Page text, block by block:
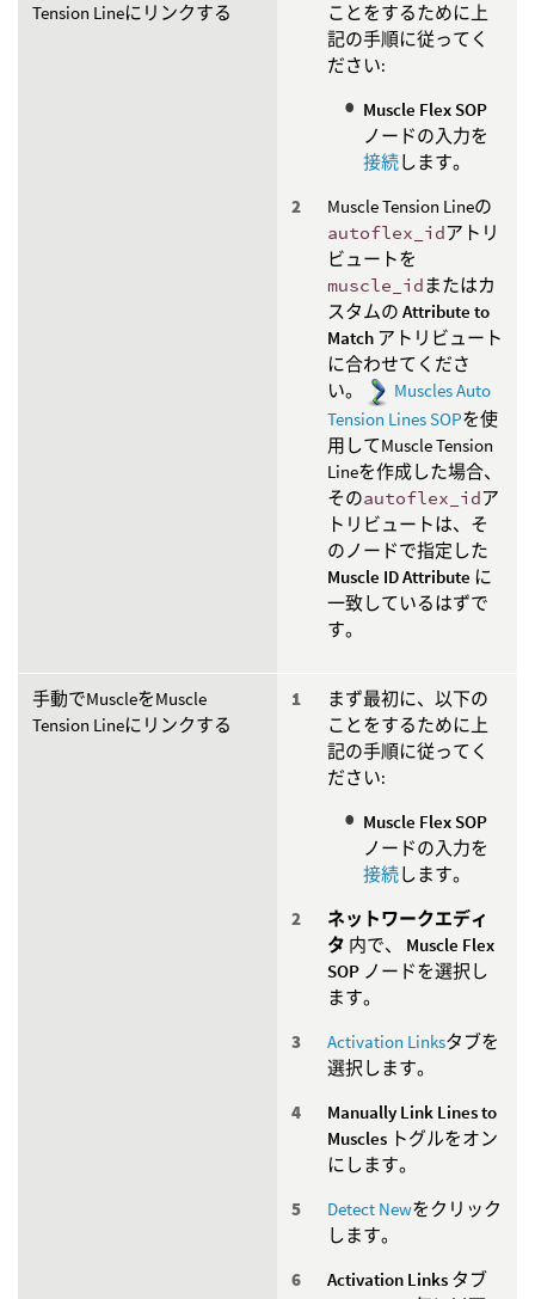
Tension Lineにリンクする
ことをするために上
記の手順に従ってく
ださい:
Muscle Flex SOP
ノードの入力を
接続します。
Muscle Tension Lineの
autoflex_idアトリ
ビュートを
muscle_idまたはカ
スタムの Attribute to
Match アトリビュート
に合わせてくださ
い。
Muscles Auto
Tension Lines SOPを使
用してMuscle Tension
Lineを作成した場合、
そのautoflex_idア
トリビュートは、そ
のノードで指定した
Muscle ID Attribute に
一致しているはずで
す。
手動でMuscleをMuscle
Tension Lineにリンクする
まず最初に、以下の
ことをするために上
記の手順に従ってく
ださい:
Muscle Flex SOP
ノードの入力を
接続します。
ネットワークエディ
タ 内で、 Muscle Flex
SOP ノードを選択し
ます。
Activation Linksタブを
選択します。
Manually Link Lines to
Muscles トグルをオン
にします。
Detect Newをクリック
します。
Activation Links タブ